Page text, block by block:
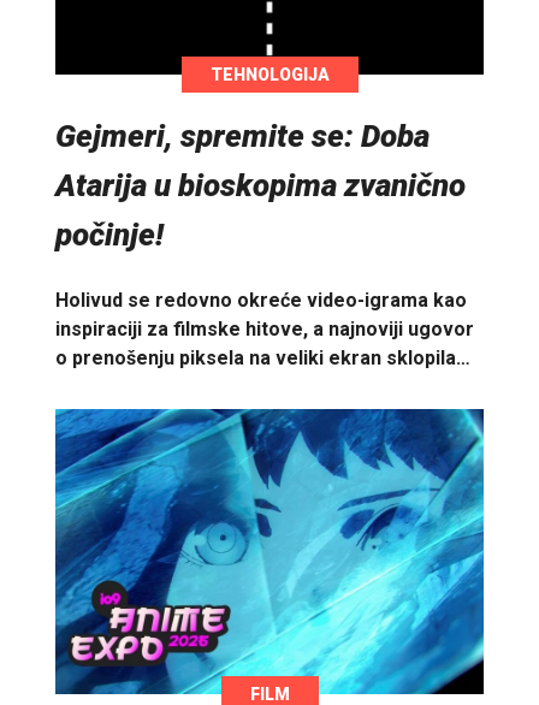
TEHNOLOGIJA
Gejmeri, spremite se: Doba
Atarija u bioskopima zvanično
počinje!
Holivud se redovno okreće video-igrama kao
inspiraciji za filmske hitove, a najnoviji ugovor
o prenošenju piksela na veliki ekran sklopila…
FILM